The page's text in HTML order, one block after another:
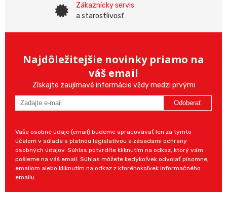
Zákaznícky servis
a starostlivosť
Najdôležitejšie novinky priamo na
váš email
Získajte zaujímavé informácie vždy medzi prvými
Odoberať
Vaše osobné údaje (email) budeme spracovávať len za týmto
účelom v súlade s platnou legislatívou a zásadami ochrany
osobných údajov. Súhlas potvrdíte kliknutím na odkaz, ktorý vám
pošleme na váš email. Súhlas môžete kedykoľvek odvolať písomne,
emailom alebo kliknutím na odkaz z ktoréhokoľvek informačného
emailu.